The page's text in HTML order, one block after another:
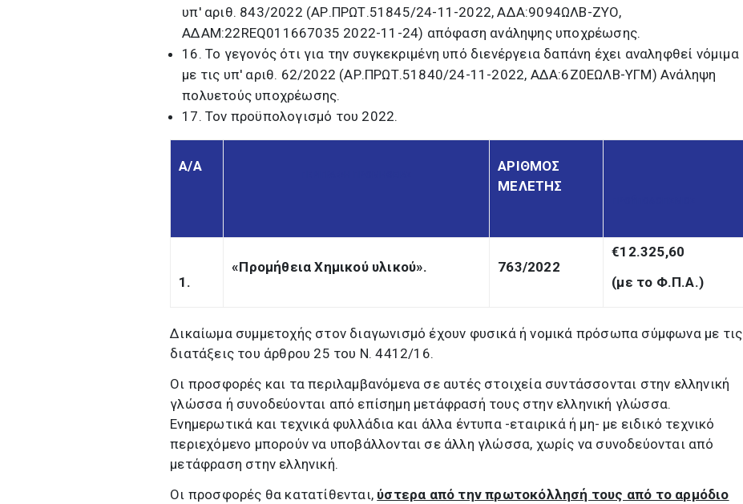
υπ' αριθ. 843/2022 (ΑΡ.ΠΡΩΤ.51845/24-11-2022, ΑΔΑ:9094ΩΛΒ-ΖΥΟ,
ΑΔΑΜ:22REQ011667035 2022-11-24) απόφαση ανάληψης υποχρέωσης.
16. Το γεγονός ότι για την συγκεκριμένη υπό διενέργεια δαπάνη έχει αναληφθεί νόμιμα
με τις υπ' αριθ. 62/2022 (ΑΡ.ΠΡΩΤ.51840/24-11-2022, ΑΔΑ:6Ζ0ΕΩΛΒ-ΥΓΜ) Ανάληψη
πολυετούς υποχρέωσης.
17. Τον προϋπολογισμό του 2022.
Α/Α
ΑΡΙΘΜΟΣ
ΜΕΛΕΤΗΣ
1.
«Προμήθεια Χημικού υλικού». 763/2022
€12.325,60
(με το Φ.Π.Α.)
Δικαίωμα συμμετοχής στον διαγωνισμό έχουν φυσικά ή νομικά πρόσωπα σύμφωνα με τις
διατάξεις του άρθρου 25 του Ν. 4412/16.
Οι προσφορές και τα περιλαμβανόμενα σε αυτές στοιχεία συντάσσονται στην ελληνική
γλώσσα ή συνοδεύονται από επίσημη μετάφρασή τους στην ελληνική γλώσσα.
Ενημερωτικά και τεχνικά φυλλάδια και άλλα έντυπα -εταιρικά ή μη- με ειδικό τεχνικό
περιεχό­μενο μπορούν να υποβάλλονται σε άλλη γλώσσα, χωρίς να συνοδεύονται από
μετάφραση στην ελληνική.
Οι προσφορές θα κατατίθενται, ύστερα από την πρωτοκόλλησή τους από το αρμόδιο